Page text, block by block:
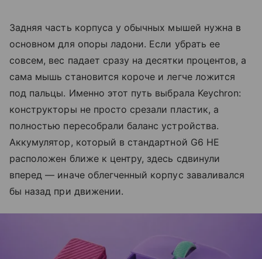
Задняя часть корпуса у обычных мышей нужна в
основном для опоры ладони. Если убрать ее
совсем, вес падает сразу на десятки процентов, а
сама мышь становится короче и легче ложится
под пальцы. Именно этот путь выбрала Keychron:
конструкторы не просто срезали пластик, а
полностью пересобрали баланс устройства.
Аккумулятор, который в стандартной G6 HE
расположен ближе к центру, здесь сдвинули
вперед — иначе облегченный корпус заваливался
бы назад при движении.